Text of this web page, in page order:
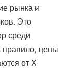
рынка и
Это
среди
правило, цены
от X